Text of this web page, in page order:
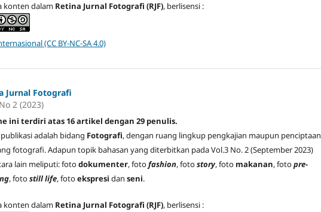
konten dalam Retina Jurnal Fotografi (RJF), berlisensi :
(CC BY-NC-SA 4.0)
Jurnal Fotografi
2 (2023)
ini terdiri atas 16 artikel dengan 29 penulis.
adalah bidang Fotografi, dengan ruang lingkup pengkajian maupun penciptaan
fotografi. Adapun topik bahasan yang diterbitkan pada Vol.3 No. 2 (September 2023)
lain meliputi: fotodokumenter, fotofashion, fotostory, foto makanan, fotopre-
, fotostill life, fotoekspresi danseni.
konten dalam Retina Jurnal Fotografi (RJF), berlisensi :